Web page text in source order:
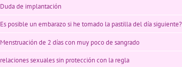
Duda de implantación
Es posible un embarazo si he tomado la pastilla del día siguiente?
Menstruación de 2 días con muy poco de sangrado
relaciones sexuales sin protección con la regla